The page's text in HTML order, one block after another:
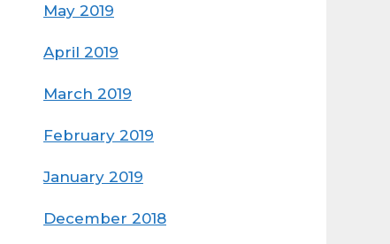
May 2019
April 2019
March 2019
February 2019
January 2019
December 2018